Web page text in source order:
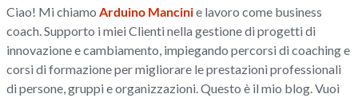
Ciao! Mi chiamoArduino Mancinie lavoro come business
coach. Supporto i miei Clienti nella gestione di progetti di
innovazione e cambiamento, impiegando percorsi di coaching e
corsi di formazione per migliorare le prestazioni professionali
di persone, gruppi e organizzazioni. Questo è il mio blog. Vuoi